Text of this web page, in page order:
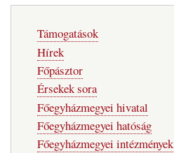
navigáció
Támogatások
Hírek
Főpásztor
Érsekek sora
Főegyházmegyei hivatal
Főegyházmegyei hatóság
Főegyházmegyei intézmények